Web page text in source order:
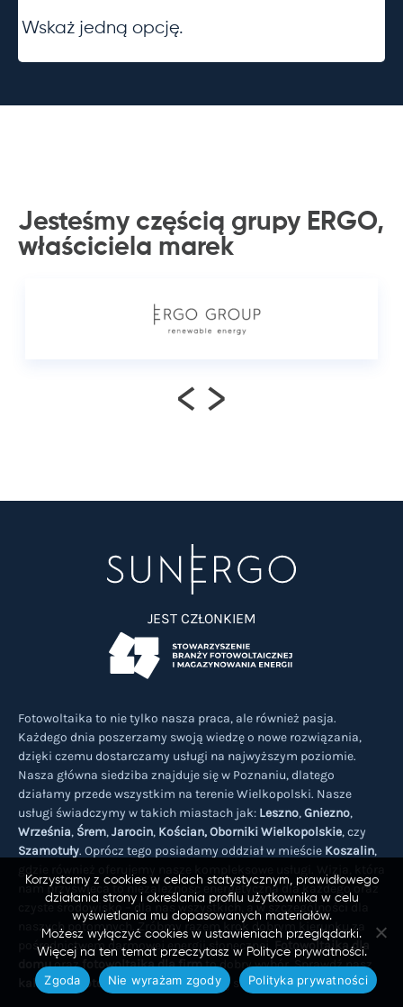
Wskaż jedną opcję.
Jesteśmy częścią grupy ERGO,
właściciela marek
< >
JEST CZŁONKIEM
Fotowoltaika to nie tylko nasza praca, ale również pasja.
Każdego dnia poszerzamy swoją wiedzę o nowe rozwiązania,
dzięki czemu dostarczamy usługi na najwyższym poziomie.
Nasza główna siedziba znajduje się w Poznaniu, dlatego
działamy przede wszystkim na terenie Wielkopolski. Nasze
usługi świadczymy w takich miastach jak: Leszno,Gniezno,
Września, Śrem,Jarocin, Kościan,Oborniki Wielkopolskie, czy
Szamotuły. Oprócz tego posiadamy oddział w mieście Koszalin,
nam przyświeca to niezależność energetyczna dla każdego oraz
czyste środowisko – dla nas wszystkich, a w szczególności dla
naszych potomnych. Zróbmy razem krok dobrym kierunku za
pośrednictwem darmowej energii słonecznej.
Fotowoltaika dla
domuorazfotowoltaika dla firmto dobry wybór. Sprawdź nasz
kalkulator fotowoltaicznyi przekonaj się sam!
Korzystamy z cookies w celach statystycznym, prawidłowego
działania strony i określania profilu użytkownika w celu
wyświetlania mu dopasowanych materiałów.
Możesz wyłączyć cookies w ustawieniach przeglądarki.
Więcej na ten temat przeczytasz w Polityce prywatności.
Zgoda Nie wyrażam zgody Polityka prywatności